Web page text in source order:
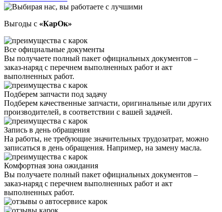
Выгоды с «КарОк»
Все официальные документы
Вы получаете полный пакет официальных документов –
заказ-наряд с перечнем выполненных работ и акт
выполненных работ.
Подберем запчасти под задачу
Подберем качественные запчасти, оригинальные или других
производителей, в соответствии с вашей задачей.
Запись в день обращения
На работы, не требующие значительных трудозатрат, можно
записаться в день обращения. Например, на замену масла.
Комфортная зона ожидания
Вы получаете полный пакет официальных документов –
заказ-наряд с перечнем выполненных работ и акт
выполненных работ.